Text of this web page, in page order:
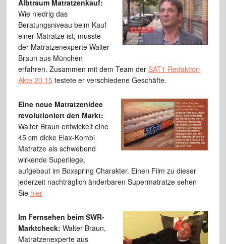
Albtraum Matratzenkauf:
Wie niedrig das
Beratungsniveau beim Kauf
einer Matratze ist, musste
der Matratzenexperte Walter
Braun aus München
erfahren. Zusammen mit dem Team der SAT1 Redaktion
Akte 20.15 testete er verschiedene Geschäfte.
Eine neue Matratzenidee
revolutioniert den Markt:
Walter Braun entwickelt eine
45 cm dicke Elax-Kombi
Matratze als schwebend
wirkende Superliege,
aufgebaut im Boxspring Charakter. Einen Film zu dieser
jederzeit nachträglich änderbaren Supermatratze sehen
Sie hier
Im Fernsehen beim SWR-
Marktcheck: Walter Braun,
Matratzenexperte aus